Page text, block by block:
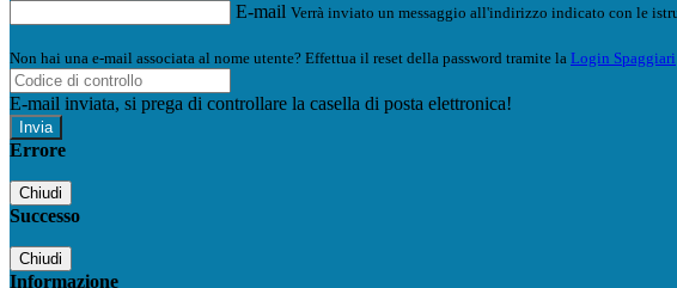
E-mail Verrà inviato un messaggio all'indirizzo indicato con le
Non hai una e-mail associata al nome utente? Effettua il reset della password tramite la Login Spaggiari
E-mail inviata, si prega di controllare la casella di posta elettronica!
Errore
Chiudi
Successo
Chiudi
Informazione